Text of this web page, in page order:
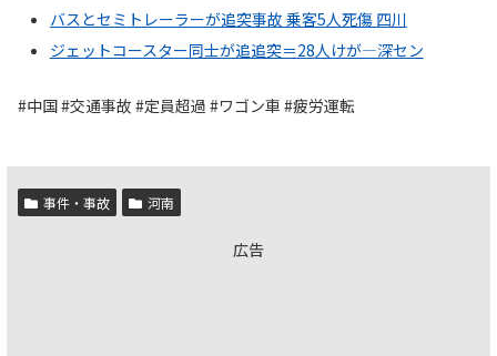
バスとセミトレーラーが追突事故 乗客5人死傷 四川
ジェットコースター同士が追追突＝28人けが―深セン
#中国 #交通事故 #定員超過 #ワゴン車 #疲労運転
事件・事故 河南
広告